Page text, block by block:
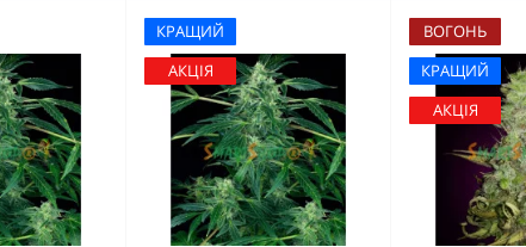
КРАЩИЙ
АКЦІЯ
ВОГОНЬ
КРАЩИЙ
АКЦІЯ